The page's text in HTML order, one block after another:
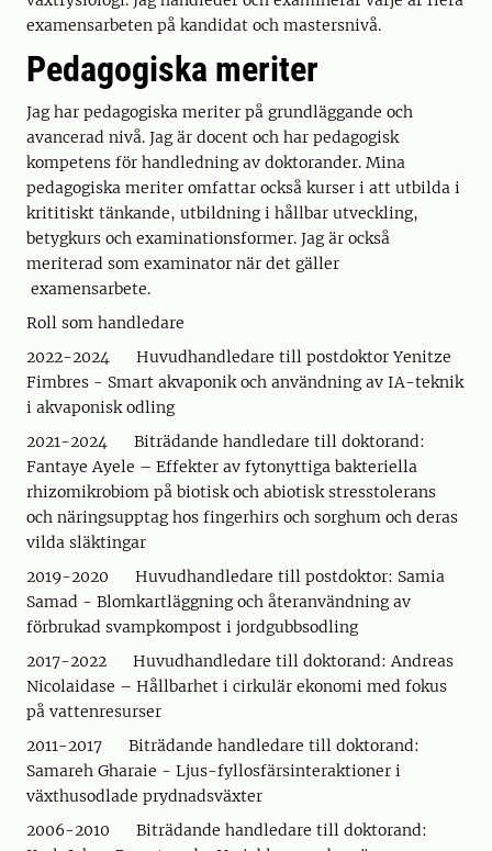
examensarbeten på kandidat och mastersnivå.
Pedagogiska meriter
Jag har pedagogiska meriter på grundläggande och
avancerad nivå. Jag är docent och har pedagogisk
kompetens för handledning av doktorander. Mina
pedagogiska meriter omfattar också kurser i att utbilda i
krititiskt tänkande, utbildning i hållbar utveckling,
betygkurs och examinationsformer. Jag är också
meriterad som examinator när det gäller
examensarbete.
Roll som handledare
2022-2024 Huvudhandledare till postdoktor Yenitze
Fimbres - Smart akvaponik och användning av IA-teknik
i akvaponisk odling
2021-2024 Biträdande handledare till doktorand:
Fantaye Ayele – Effekter av fytonyttiga bakteriella
rhizomikrobiom på biotisk och abiotisk stresstolerans
och näringsupptag hos fingerhirs och sorghum och deras
vilda släktingar
2019-2020 Huvudhandledare till postdoktor: Samia
Samad - Blomkartläggning och återanvändning av
förbrukad svampkompost i jordgubbsodling
2017-2022 Huvudhandledare till doktorand: Andreas
Nicolaidase – Hållbarhet i cirkulär ekonomi med fokus
på vattenresurser
2011-2017 Biträdande handledare till doktorand:
Samareh Gharaie - Ljus-fyllosfärsinteraktioner i
växthusodlade prydnadsväxter
2006-2010 Biträdande handledare till doktorand: